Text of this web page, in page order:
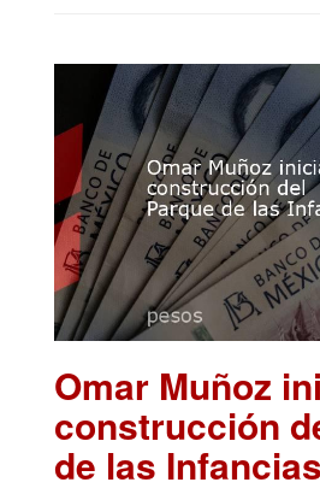
Omar Muñoz
construcción
de las Infancias